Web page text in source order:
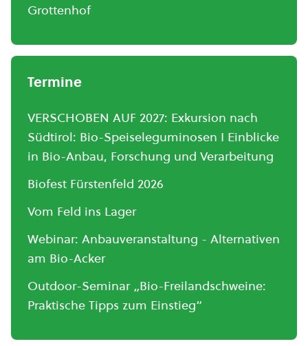
Grottenhof
Termine
VERSCHOBEN AUF 2027: Exkursion nach
Südtirol: Bio-Speiseleguminosen I Einblicke
in Bio-Anbau, Forschung und Verarbeitung
Biofest Fürstenfeld 2026
Vom Feld ins Lager
Webinar: Anbauveranstaltung - Alternativen
am Bio-Acker
Outdoor-Seminar „Bio-Freilandschweine:
Praktische Tipps zum Einstieg“